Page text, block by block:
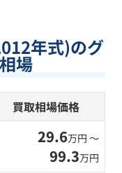
年式)のグ
場
買取相場価格
29.6万円 〜
99.3万円